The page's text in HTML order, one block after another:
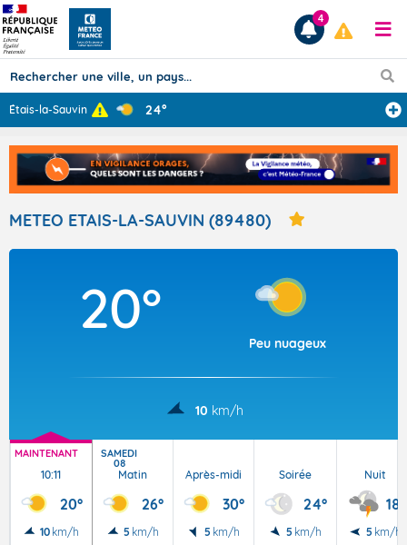
Prévisions
TOUS LES RÉSULTATS
Articles
4
Étais-la-Sauvin ... 24°
METEO ETAIS-LA-SAUVIN (89480)
20°
Peu nuageux
10 km/h
MAINTENANT
10:11
20°
10 km/h
SAMEDI
08
Matin
26°
5 km/h
Après-midi
30°
5 km/h
Soirée
24°
5 km/h
Nuit
18°
5 km/h